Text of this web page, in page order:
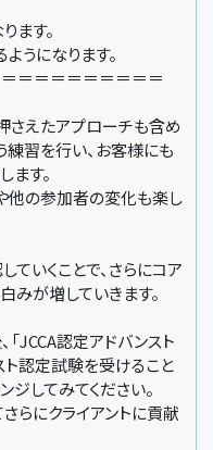
す。
うになります。
＝＝＝＝＝＝＝＝＝
さえたアプローチも含め
練習を行い、お客様にも
ます。
他の参加者の変化も楽し
いくことで、さらにコア
みが増していきます。
「JCCA認定アドバンスト
ト認定試験を受けること
ジしてみてください。
らにクライアントに貢献